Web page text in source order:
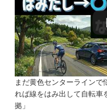
まだ黄色センターラインで
れば線をはみ出して自転車
拠」